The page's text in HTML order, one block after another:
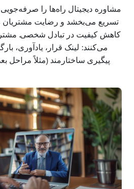
مشاوره دیجیتال راه‌ها را
تسریع می‌بخشد و رضایت مشتریان
کاهش کیفیت در تبادل شخصی.
می‌کنند: لینک قرار، یادآوری،
پیگیری ساختارمند (مثلاً مراحل